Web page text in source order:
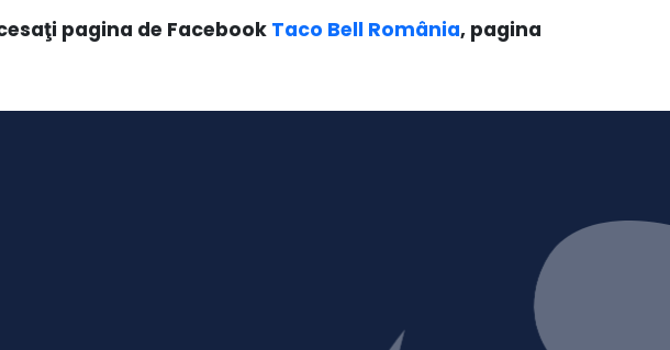
pagina de Facebook Taco Bell România, pagina